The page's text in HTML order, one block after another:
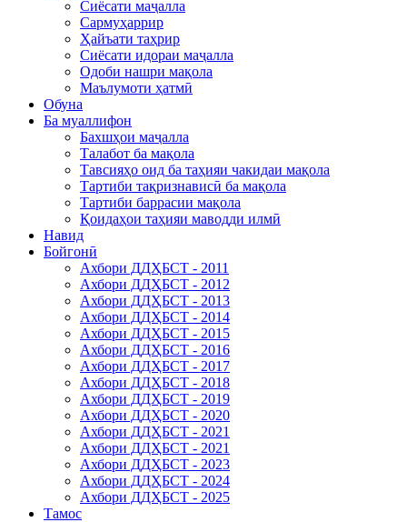
Сиёсати маҷалла
Сармуҳаррир
Ҳайъати таҳрир
Сиёсати идораи маҷалла
Одоби нашри мақола
Маълумоти ҳатмӣ
Обуна
Ба муаллифон
Бахшҳои маҷалла
Талабот ба мақола
Тавсияҳо оид ба таҳияи чакидаи мақола
Тартиби тақризнависӣ ба мақола
Тартиби баррасии мақола
Қоидаҳои таҳияи маводди илмӣ
Навид
Бойгонӣ
Ахбори ДДҲБСТ - 2011
Ахбори ДДҲБСТ - 2012
Ахбори ДДҲБСТ - 2013
Ахбори ДДҲБСТ - 2014
Ахбори ДДҲБСТ - 2015
Ахбори ДДҲБСТ - 2016
Ахбори ДДҲБСТ - 2017
Ахбори ДДҲБСТ - 2018
Ахбори ДДҲБСТ - 2019
Ахбори ДДҲБСТ - 2020
Ахбори ДДҲБСТ - 2021
Ахбори ДДҲБСТ - 2021
Ахбори ДДҲБСТ - 2023
Ахбори ДДҲБСТ - 2024
Ахбори ДДҲБСТ - 2025
Тамос